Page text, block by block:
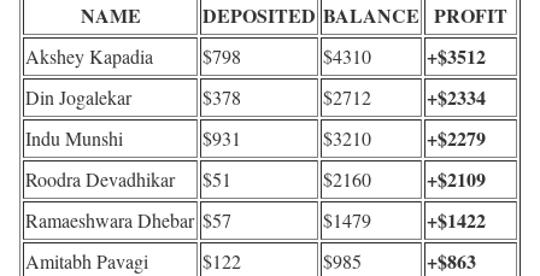
NAME DEPOSITED BALANCE PROFIT
Akshey Kapadia $798 $4310 +$3512
Din Jogalekar $378 $2712 +$2334
Indu Munshi $931 $3210 +$2279
Roodra Devadhikar $51 $2160 +$2109
Ramaeshwara Dhebar $57 $1479 +$1422
Amitabh Pavagi $122 $985 +$863